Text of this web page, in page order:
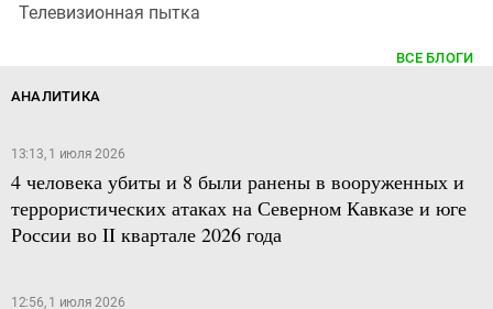
Телевизионная пытка
ВСЕ БЛОГИ
АНАЛИТИКА
13:13, 1 июля 2026
4 человека убиты и 8 были ранены в вооруженных и
террористических атаках на Северном Кавказе и юге
России во II квартале 2026 года
12:56, 1 июля 2026